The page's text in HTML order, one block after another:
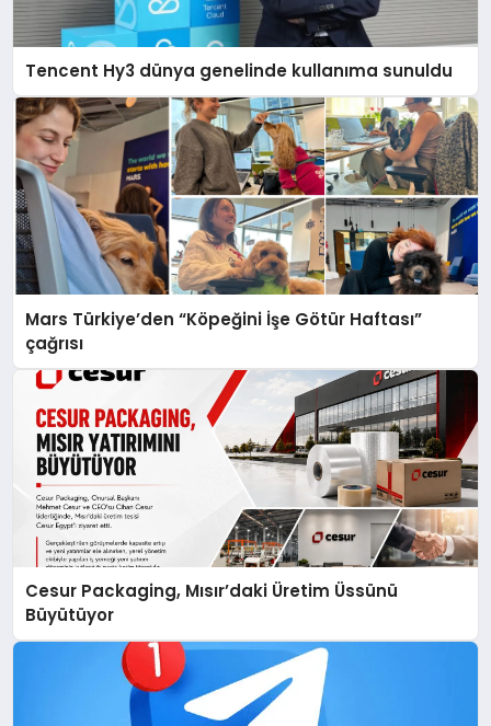
Tencent Hy3 dünya genelinde kullanıma sunuldu
Mars Türkiye’den “Köpeğini İşe Götür Haftası”
çağrısı
Cesur Packaging, Mısır’daki Üretim Üssünü
Büyütüyor